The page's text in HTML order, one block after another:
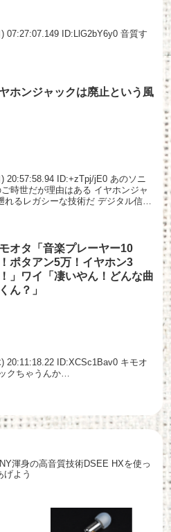
07:27:07.149 ID:LlG2bY6y0 音質す
ホンジャックは廃止という風
20:57:58.94 ID:+zTpj/jE0 あのソニ
時世だが理由はある イヤホンジャ
れるレガシーな技術だ デジタル信号
オタ「音楽プレーヤー10
ポタアン5万！イヤホン3
」ワイ「凄いやん！どんな曲
ん？」
20:11:18.22 ID:XCSc1Bav0 キモオ
クちゃうんか…
渾身の高音質技術DSEE HXを使っ
げよう